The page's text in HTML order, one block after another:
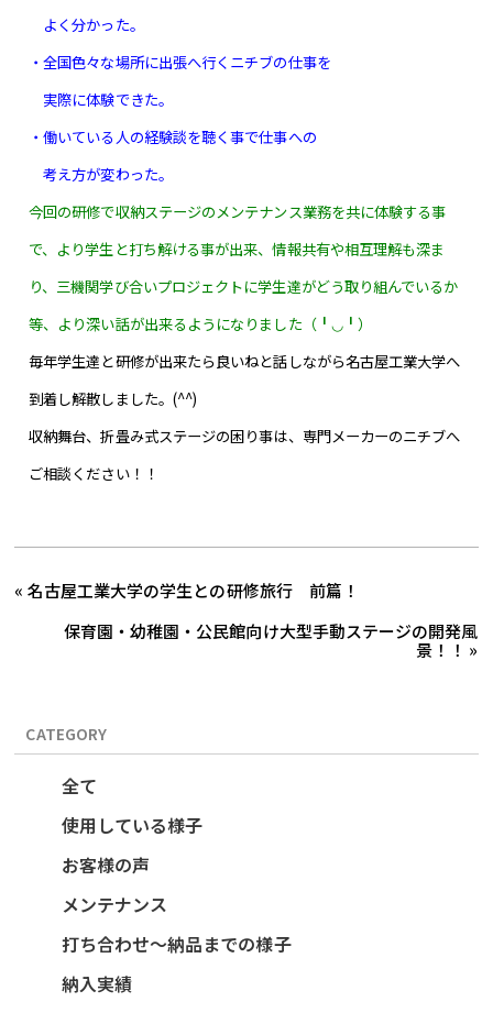
CATEGORY
全て
使用している様子
お客様の声
メンテナンス
打ち合わせ～納品までの様子
納入実績
よく分かった。
・全国色々な場所に出張へ行くニチブの仕事を
実際に体験できた。
・働いている人の経験談を聴く事で仕事への
考え方が変わった。
今回の研修で収納ステージのメンテナンス業務を共に体験する事
で、より学生と打ち解ける事が出来、情報共有や相互理解も深ま
り、三機関学び合いプロジェクトに学生達がどう取り組んでいるか
等、より深い話が出来るようになりました（╹◡╹）
毎年学生達と研修が出来たら良いねと話しながら名古屋工業大学へ
到着し解散しました。(^^)
収納舞台、折畳み式ステージの困り事は、専門メーカーのニチブへ
ご相談ください！！
« 名古屋工業大学の学生との研修旅行 前篇！
保育園・幼稚園・公民館向け大型手動ステージの開発風
景！！ »